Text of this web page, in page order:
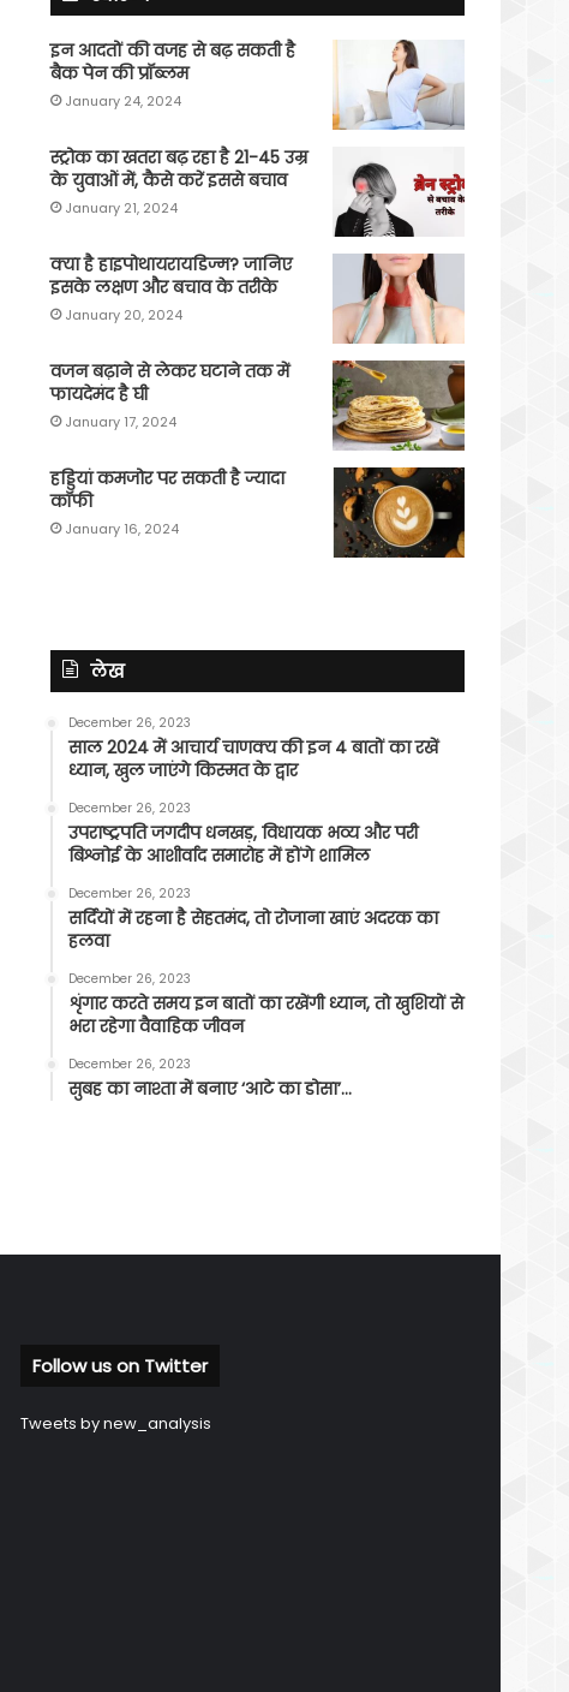
इन आदतों की वजह से बढ़ सकती है
बैक पेन की प्रॉब्लम
January 24, 2024
स्ट्रोक का खतरा बढ़ रहा है 21-45 उम्र
के युवाओं में, कैसे करें इससे बचाव
January 21, 2024
क्या है हाइपोथायरायडिज्म? जानिए
इसके लक्षण और बचाव के तरीके
January 20, 2024
वजन बढ़ाने से लेकर घटाने तक में
फायदेमंद है घी
January 17, 2024
हड्डियां कमजोर पर सकती है ज्यादा
कॉफी
January 16, 2024
लेख
December 26, 2023
साल 2024 में आचार्य चाणक्य की इन 4 बातों का रखें
ध्यान, खुल जाएंगे किस्मत के द्वार
December 26, 2023
उपराष्ट्रपति जगदीप धनखड़, विधायक भव्य और परी
बिश्नोई के आशीर्वाद समारोह में होंगे शामिल
December 26, 2023
सर्दियों में रहना है सेहतमंद, तो रोजाना खाएं अदरक का
हलवा
December 26, 2023
शृंगार करते समय इन बातों का रखेंगी ध्यान, तो खुशियों से
भरा रहेगा वैवाहिक जीवन
December 26, 2023
सुबह का नाश्ता में बनाए ‘आटे का डोसा’…
Follow us on Twitter
Tweets by new_analysis